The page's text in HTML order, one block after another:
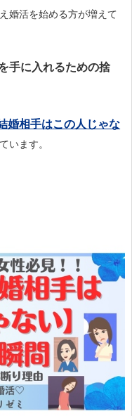
婚活を始める方が増えて
手に入れるための捨
婚相手はこの人じゃな
います。